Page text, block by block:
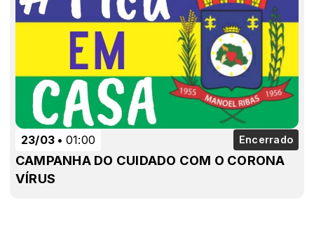
23/03 01:00 Encerrado
CAMPANHA DO CUIDADO COM O CORONA
VÍRUS